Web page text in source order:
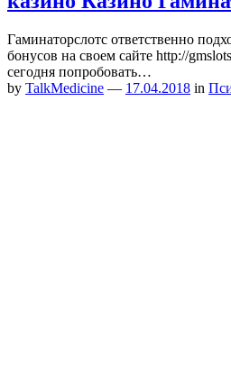
Гаминаторслотс ответственно
бонусов на своем сайте http://
сегодня попробовать…
by TalkMedicine — 17.04.2018 in